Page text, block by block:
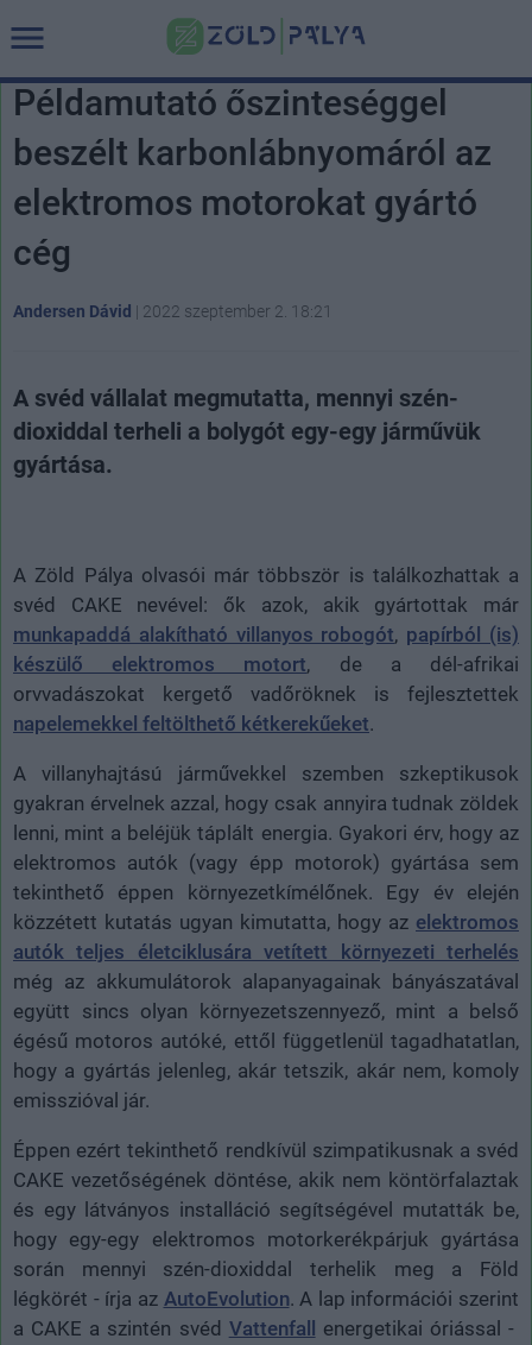
Példamutató őszinteséggel
beszélt karbonlábnyomáról az
elektromos motorokat gyártó
cég
Andersen Dávid | 2022 szeptember 2. 18:21
A svéd vállalat megmutatta, mennyi szén-
dioxiddal terheli a bolygót egy-egy járművük
gyártása.
A Zöld Pálya olvasói már többször is találkozhattak a
svéd CAKE nevével: ők azok, akik gyártottak már
munkapaddá alakítható villanyos robogót, papírból (is)
készülő elektromos motort, de a dél-afrikai
orvvadászokat kergető vadőröknek is fejlesztettek
napelemekkel feltölthető kétkerekűeket.
A villanyhajtású járművekkel szemben szkeptikusok
gyakran érvelnek azzal, hogy csak annyira tudnak zöldek
lenni, mint a beléjük táplált energia. Gyakori érv, hogy az
elektromos autók (vagy épp motorok) gyártása sem
tekinthető éppen környezetkímélőnek. Egy év elején
közzétett kutatás ugyan kimutatta, hogy az elektromos
autók teljes életciklusára vetített környezeti terhelés
még az akkumulátorok alapanyagainak bányászatával
együtt sincs olyan környezetszennyező, mint a belső
égésű motoros autóké, ettől függetlenül tagadhatatlan,
hogy a gyártás jelenleg, akár tetszik, akár nem, komoly
emisszióval jár.
Éppen ezért tekinthető rendkívül szimpatikusnak a svéd
CAKE vezetőségének döntése, akik nem köntörfalaztak
és egy látványos installáció segítségével mutatták be,
hogy egy-egy elektromos motorkerékpárjuk gyártása
során mennyi szén-dioxiddal terhelik meg a Föld
légkörét - írja az AutoEvolution. A lap információi szerint
a CAKE a szintén svéd Vattenfall
energetikai óriással -